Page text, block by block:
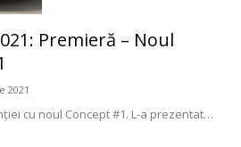
Premieră – Noul
2021
cu noul Concept #1. L-a prezentat…